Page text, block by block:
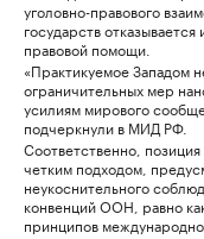
уголовно-правового
государств
правовой помощи.
«Практикуемое Западом
ограничительных мер
усилиям мирового
подчеркнули в МИД РФ.
Соответственно,
четким подходом,
неукоснительного
конвенций ООН, равно
принципов